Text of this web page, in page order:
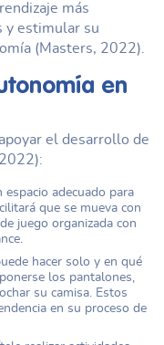
más
y estimular su
(Masters, 2022).
en
el desarrollo de
adecuado para
que se mueva con
juego organizada con
hacer solo y en qué
los pantalones,
su camisa. Estos
en su proceso de